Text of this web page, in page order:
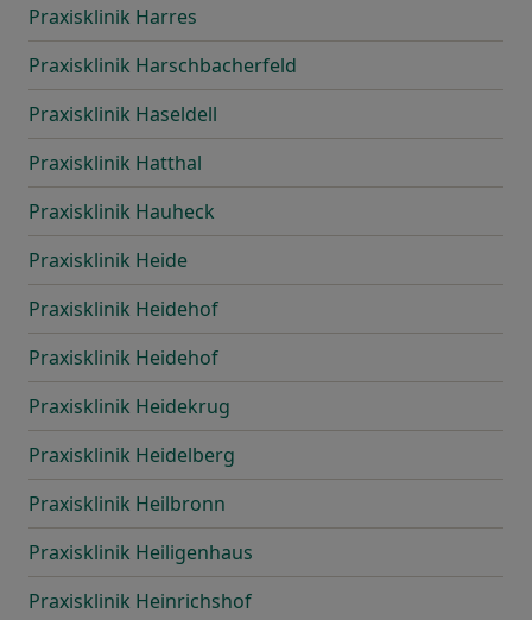
Praxisklinik Harres
Praxisklinik Harschbacherfeld
Praxisklinik Haseldell
Praxisklinik Hatthal
Praxisklinik Hauheck
Praxisklinik Heide
Praxisklinik Heidehof
Praxisklinik Heidehof
Praxisklinik Heidekrug
Praxisklinik Heidelberg
Praxisklinik Heilbronn
Praxisklinik Heiligenhaus
Praxisklinik Heinrichshof